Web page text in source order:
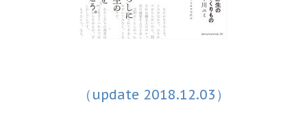
（update 2018.12.03）